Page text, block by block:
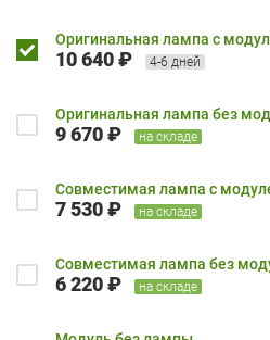
Оригинальная лампа с
10 640 ₽ 4-6 дней
Оригинальная лампа без
9 670 ₽ на складе
Совместимая лампа с
7 530 ₽ на складе
Совместимая лампа без
6 220 ₽ на складе